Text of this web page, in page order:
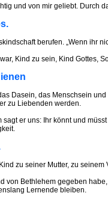
und von mir geliebt. Durch
berufen. „Wenn ihr
Kind zu sein, Kind
Dasein, das Menschsein
zu Liebenden werden.
er uns: Ihr könnt und
zu seiner Mutter, zu
von Bethlehem gegeben
Lernende bleiben.